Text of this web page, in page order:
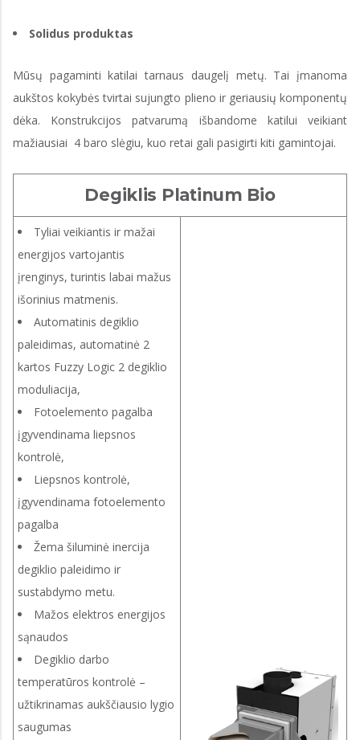
Solidus produktas
Mūsų pagaminti katilai tarnaus daugelį metų. Tai įmanoma
aukštos kokybės tvirtai sujungto plieno ir geriausių komponentų
dėka. Konstrukcijos patvarumą išbandome katilui veikiant
mažiausiai 4 baro slėgiu, kuo retai gali pasigirti kiti gamintojai.
Degiklis Platinum Bio
Tyliai veikiantis ir mažai
energijos vartojantis
įrenginys, turintis labai mažus
išorinius matmenis.
Automatinis degiklio
paleidimas, automatinė 2
kartos Fuzzy Logic 2 degiklio
moduliacija,
Fotoelemento pagalba
įgyvendinama liepsnos
kontrolė,
Liepsnos kontrolė,
įgyvendinama fotoelemento
pagalba
Žema šiluminė inercija
degiklio paleidimo ir
sustabdymo metu.
Mažos elektros energijos
sąnaudos
Degiklio darbo
temperatūros kontrolė –
užtikrinamas aukščiausio lygio
saugumas